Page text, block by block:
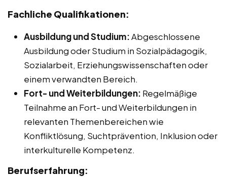
Fachliche Qualifikationen:
Ausbildung und Studium:Abgeschlossene
Ausbildung oder Studium in Sozialpädagogik,
Sozialarbeit, Erziehungswissenschaften oder
einem verwandten Bereich.
Fort- und Weiterbildungen: Regelmäßige
Teilnahme an Fort- und Weiterbildungen in
relevanten Themenbereichen wie
Konfliktlösung, Suchtprävention, Inklusion oder
interkulturelle Kompetenz.
Berufserfahrung: